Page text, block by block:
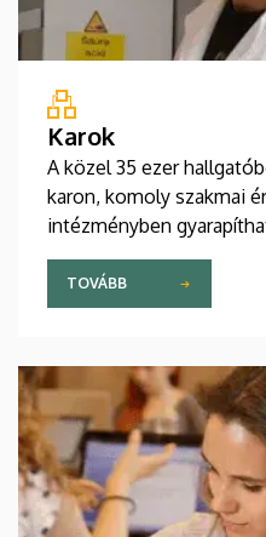
Karok
A közel 35 ezer
karon, komoly szakmai
intézményben
TOVÁBB